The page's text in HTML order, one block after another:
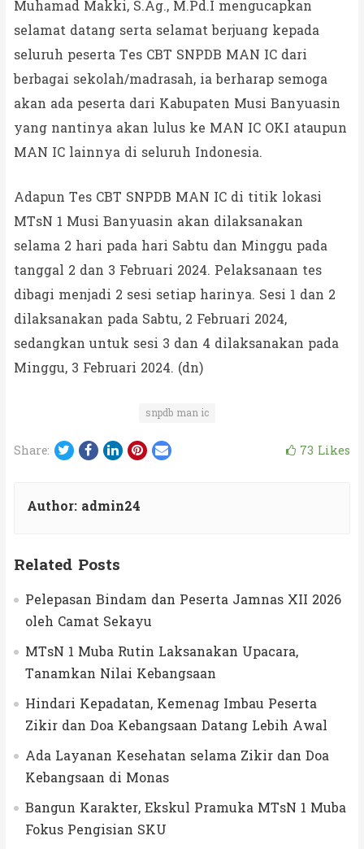
Muhamad Makki, S.Ag., M.Pd.I mengucapkan
selamat datang serta selamat berjuang kepada
seluruh peserta Tes CBT SNPDB MAN IC dari
berbagai sekolah/madrasah, ia berharap semoga
akan ada peserta dari Kabupaten Musi Banyuasin
yang nantinya akan lulus ke MAN IC OKI ataupun
MAN IC lainnya di seluruh Indonesia.
Adapun Tes CBT SNPDB MAN IC di titik lokasi
MTsN 1 Musi Banyuasin akan dilaksanakan
selama 2 hari pada hari Sabtu dan Minggu pada
tanggal 2 dan 3 Februari 2024. Pelaksanaan tes
dibagi menjadi 2 sesi setiap harinya. Sesi 1 dan 2
dilaksanakan pada Sabtu, 2 Februari 2024,
sedangkan untuk sesi 3 dan 4 dilaksanakan pada
Minggu, 3 Februari 2024. (dn)
snpdb man ic
Share: Twitter
Facebook
LinkedIn
Pinterest
Email 73 Likes
Author: admin24
Related Posts
Pelepasan Bindam dan Peserta Jamnas XII 2026
oleh Camat Sekayu
MTsN 1 Muba Rutin Laksanakan Upacara,
Tanamkan Nilai Kebangsaan
Hindari Kepadatan, Kemenag Imbau Peserta
Zikir dan Doa Kebangsaan Datang Lebih Awal
Ada Layanan Kesehatan selama Zikir dan Doa
Kebangsaan di Monas
Bangun Karakter, Ekskul Pramuka MTsN 1 Muba
Fokus Pengisian SKU